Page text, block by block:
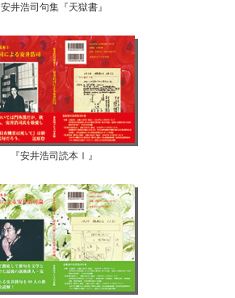
安井浩司句集『天獄書』
『安井浩司読本Ⅰ』